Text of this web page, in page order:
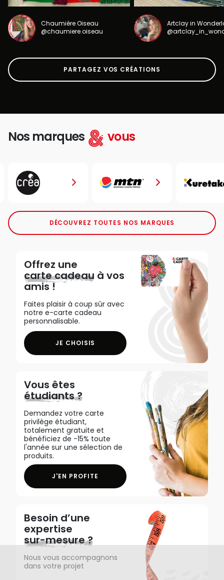
Chaumière Oiseau
@chaumiere.oiseau
Artclay in
PARTAGEZ VOS CRÉATIONS
Nos marques vous
DÉCOUVREZ TOUTES NOS MARQUES
Offrez une
carte cadeau à vos
amis !
Faites plaisir à coup sûr avec
notre e-carte cadeau
personnalisable.
JE CHOISIS
Vous êtes
étudiants ?
Demandez votre carte
privilège étudiant,
totalement gratuite et
bénéficiez de -15% toute
l'année sur une sélection de
produits.
J'EN PROFITE
Besoin d’une
expertise
sur-mesure ?
Nous vous accompagnons
dans votre projet